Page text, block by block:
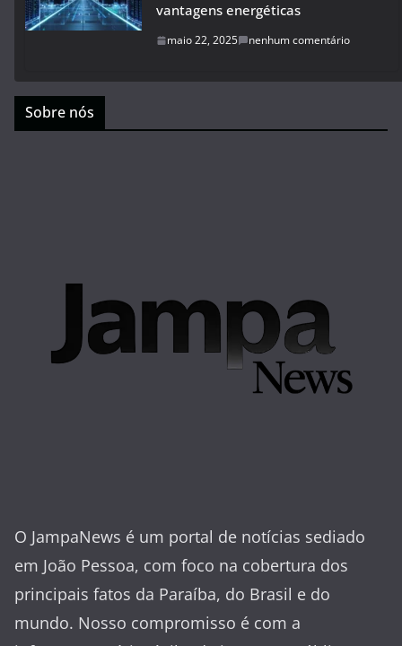
vantagens energéticas
maio 22, 2025 nenhum comentário
Sobre nós
O JampaNews é um portal de notícias sediado
em João Pessoa, com foco na cobertura dos
principais fatos da Paraíba, do Brasil e do
mundo. Nosso compromisso é com a